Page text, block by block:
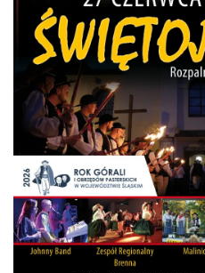
0.29 km
Święto Zielin - Koncert
Struny"
Brenna
0.56 km